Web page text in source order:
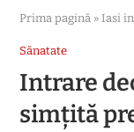
Prima pagină » Iasi
Sănatate
Intrare
simțită